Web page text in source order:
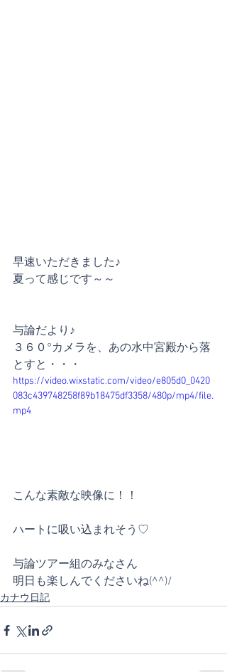
早速いただきました♪
夏って感じです～～
与論だより♪
３６０°カメラを、あの水中宮殿から落
とすと・・・
https://video.wixstatic.com/video/e805d0_0420
083c439748258f89b18475df3358/480p/mp4/file.
mp4
こんな素敵な映像に！！
ハートに吸い込まれそう♡
与論ツアー組のみなさん
明日も楽しんでくださいね(^^)/
カナウ日記